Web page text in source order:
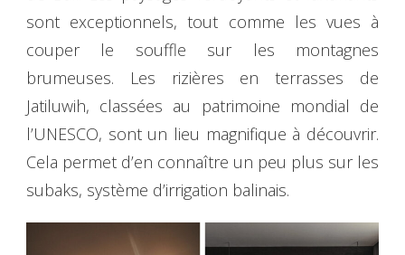
sont exceptionnels, tout comme les vues à
couper le souffle sur les montagnes
brumeuses. Les rizières en terrasses de
Jatiluwih, classées au patrimoine mondial de
l’UNESCO, sont un lieu magnifique à découvrir.
Cela permet d’en connaître un peu plus sur les
subaks, système d’irrigation balinais.